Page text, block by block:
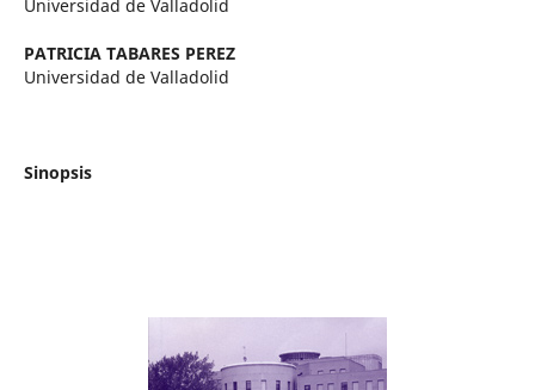
Universidad de Valladolid
PATRICIA TABARES PEREZ
Universidad de Valladolid
Sinopsis